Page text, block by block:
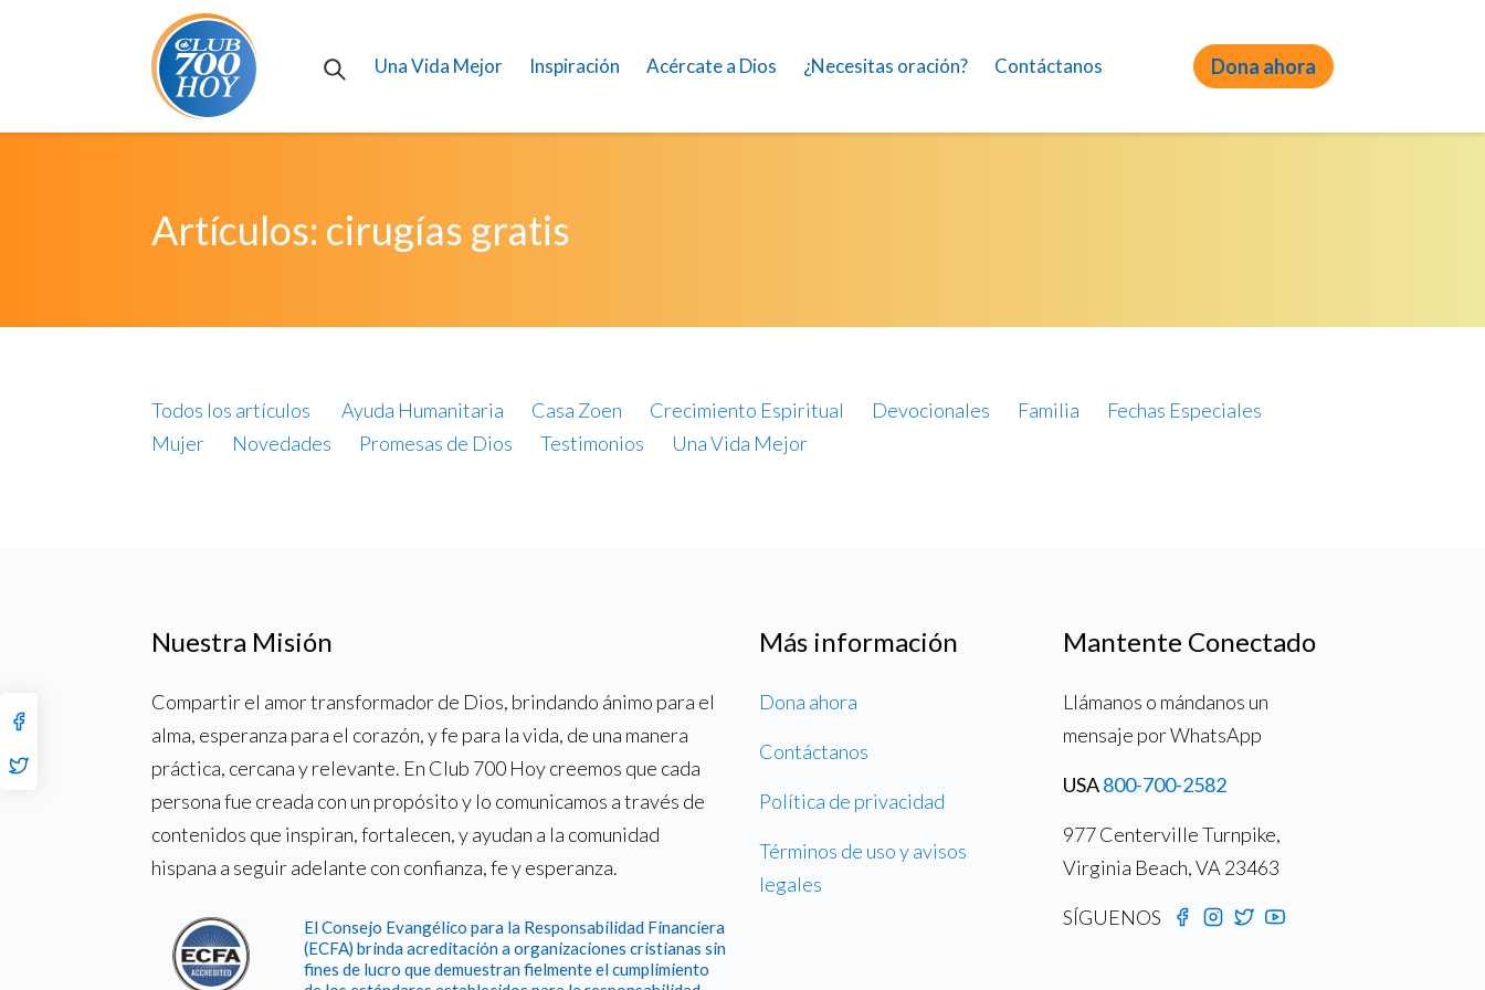
Una Vida Mejor Inspiración Acércate a Dios ¿Necesitas oración? Contáctanos Dona ahora
Artículos: cirugías gratis
Todos los artículos Ayuda Humanitaria Casa Zoen Crecimiento Espiritual Devocionales Familia
Fechas Especiales
Mujer
Novedades Promesas de Dios Testimonios Una Vida Mejor
Nuestra Misión
Compartir el amor transformador de Dios, brindando ánimo para el
alma, esperanza para el corazón, y fe para la vida, de una manera
práctica, cercana y relevante. En Club 700 Hoy creemos que cada
persona fue creada con un propósito y lo comunicamos a través de
contenidos que inspiran, fortalecen, y ayudan a la comunidad
hispana a seguir adelante con confianza, fe y esperanza.
El Consejo Evangélico para la Responsabilidad Financiera
(ECFA) brinda acreditación a organizaciones cristianas sin
fines de lucro que demuestran fielmente el cumplimiento
Más información
Dona ahora
Contáctanos
Política de privacidad
Términos de uso y avisos
legales
Mantente Conectado
Llámanos o mándanos un
mensaje por WhatsApp
USA800-700-2582
977 Centerville Turnpike,
Virginia Beach, VA 23463
SÍGUENOS